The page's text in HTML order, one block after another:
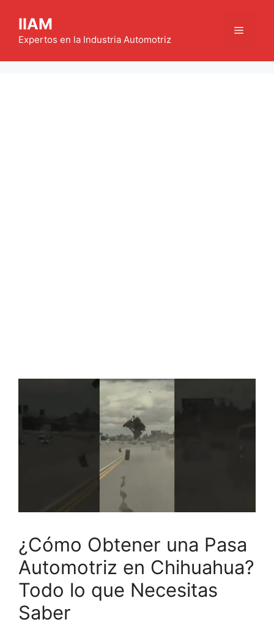
contenido
IIAM
Expertos en la Industria Automotriz
Menú
¿Cómo Obtener una Pasa
Automotriz en Chihuahua?
Todo lo que Necesitas
Saber